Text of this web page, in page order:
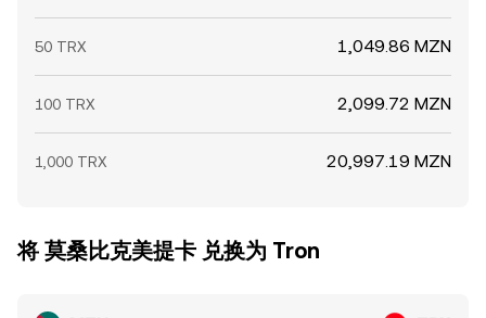
50 TRX 1,049.86 MZN
100 TRX 2,099.72 MZN
1,000 TRX 20,997.19 MZN
将 莫桑比克美提卡 兑换为 Tron